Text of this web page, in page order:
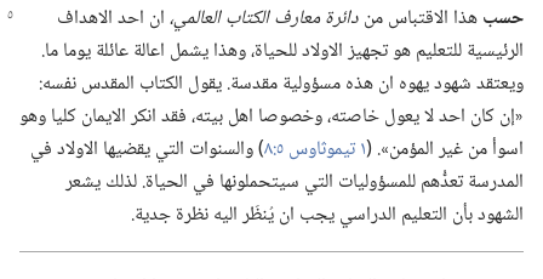
حسبهذا الاقتباس مندائرة معارف الكتاب العالمي،‏ان احد الاهداف
الرئيسية للتعليم هو تجهيز الاولاد للحياة،‏ وهذا يشمل اعالة عائلة يوما ما.‏
ويعتقد شهود يهوه ان هذه مسؤولية مقدسة.‏ يقول الكتاب المقدس نفسه:‏
«إن كان احد لا يعول خاصته،‏ وخصوصا اهل بيته،‏ فقد انكر الايمان كليا وهو
اسوأ من غير المؤمن».‏ (‏١ تيموثاوس ٥:‏٨
‏)‏ والسنوات التي يقضيها الاولاد في
المدرسة تعدُّهم للمسؤوليات التي سيتحملونها في الحياة.‏ لذلك يشعر
الشهود بأن التعليم الدراسي يجب ان يُنظَر اليه نظرة جدية.‏